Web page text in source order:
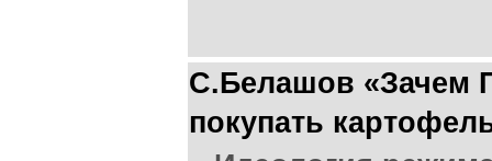
С.Белашов «Зачем
покупать